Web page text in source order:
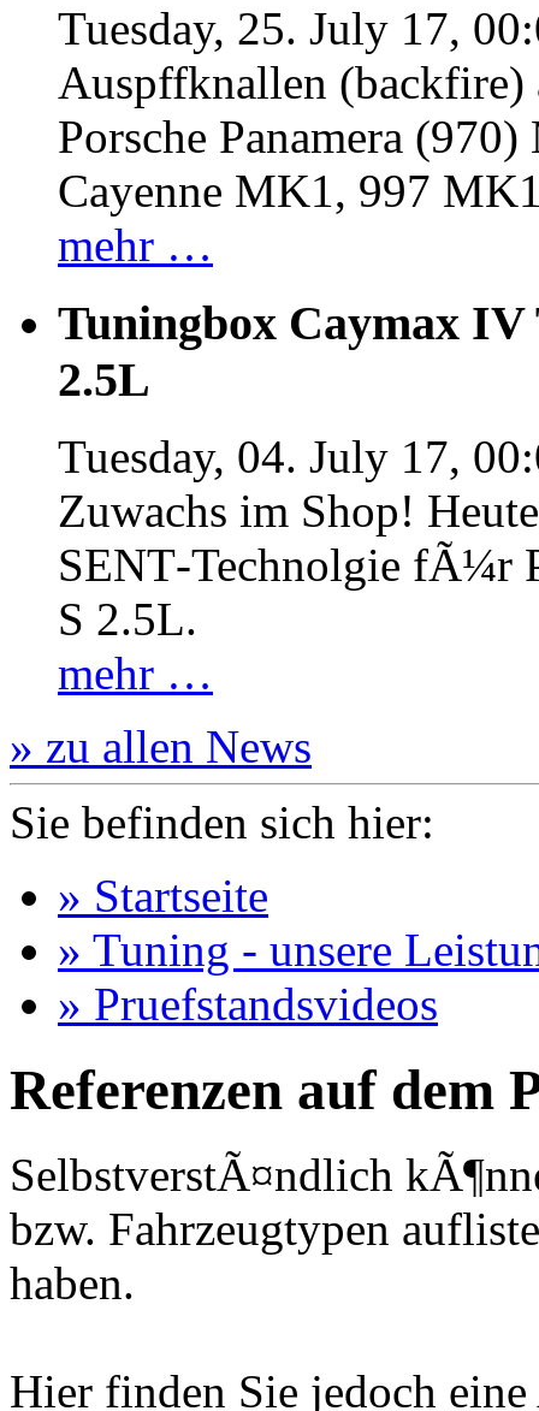
Tuesday, 25. July 17,
Auspffknallen
Porsche Panamera
Cayenne MK1, 997
mehr …
Tuningbox Caymax IV
2.5L
Tuesday, 04. July 17,
Zuwachs im Shop!
SENT‐Technolgie fÃ¼r
S 2.5L.
mehr …
» zu allen News
Sie befinden sich hier:
» Startseite
» Tuning - unsere
» Pruefstandsvideos
Referenzen auf dem
SelbstverstÃ¤ndlich
bzw. Fahrzeugtypen
haben.
Hier finden Sie jedoch